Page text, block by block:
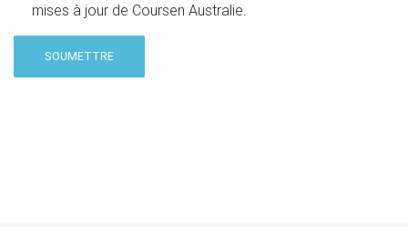
mises à jour de Coursen Australie.
SOUMETTRE